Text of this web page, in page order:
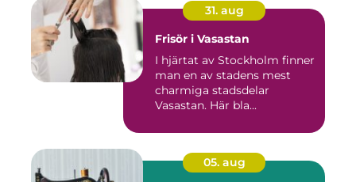
31. aug
Frisör i Vasastan
I hjärtat av Stockholm finner
man en av stadens mest
charmiga stadsdelar
Vasastan. Här bla...
05. aug